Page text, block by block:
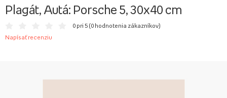
Plagát, Autá: Porsche 5, 30x40 cm
0 pri 5 (0 hodnotenia zákazníkov)
Napísať recenziu